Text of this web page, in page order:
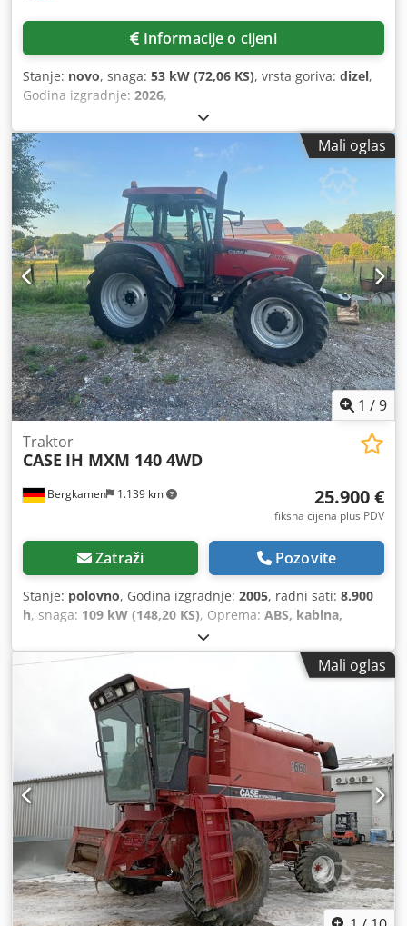
Informacije o cijeni
Stanje: novo, snaga: 53 kW (72,06 KS), vrsta goriva: dizel,
Godina izgradnje: 2026,
Mali oglas
1 /9
Bergkamen 1.139 km
Traktor
CASE IH MXM 140 4WD
25.900 €
fiksna cijena plus PDV
Zatraži Pozovite
Stanje: polovno, Godina izgradnje: 2005, radni sati: 8.900
h, snaga: 109 kW (148,20 KS), Oprema: ABS, kabina,
klima-uređaj, pogon na sve točkove
Mali oglas